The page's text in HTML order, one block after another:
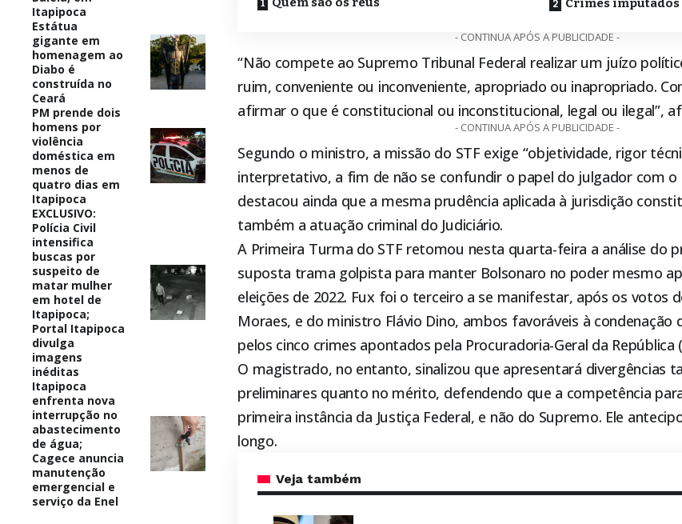
Itapipoca
Estátua
gigante em
homenagem ao
Diabo é
construída no
Ceará
PM prende dois
homens por
violência
doméstica em
menos de
quatro dias em
Itapipoca
EXCLUSIVO:
Polícia Civil
intensifica
buscas por
suspeito de
matar mulher
em hotel de
Itapipoca;
Portal Itapipoca
divulga
imagens
inéditas
Itapipoca
enfrenta nova
interrupção no
abastecimento
de água;
Cagece anuncia
manutenção
emergencial e
serviço da Enel
Crimes imputados
- CONTINUA APÓS A PUBLICIDADE -
“Não compete ao Supremo Tribunal Federal realizar um juízo
ruim, conveniente ou inconveniente, apropriado ou inapropriado.
afirmar o que é constitucional ou inconstitucional, legal ou ilegal”,
- CONTINUA APÓS A PUBLICIDADE -
Segundo o ministro, a missão do STF exige “objetividade, rigor
interpretativo, a fim de não se confundir o papel do julgador com o
destacou ainda que a mesma prudência aplicada à jurisdição
também a atuação criminal do Judiciário.
A Primeira Turma do STF retomou nesta quarta-feira a análise do
suposta trama golpista para manter Bolsonaro no poder mesmo
eleições de 2022. Fux foi o terceiro a se manifestar, após os votos
Moraes, e do ministro Flávio Dino, ambos favoráveis à
pelos cinco crimes apontados pela Procuradoria-Geral da República
O magistrado, no entanto, sinalizou que apresentará divergências
preliminares quanto no mérito, defendendo que a competência
primeira instância da Justiça Federal, e não do Supremo. Ele
longo.
Veja também